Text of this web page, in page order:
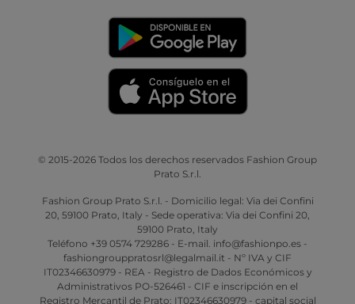
© 2015-2026 Todos los derechos reservados Fashion Group
Prato S.r.l.
Fashion Group Prato S.r.l. - Domicilio legal: Via dei Confini
20, 59100 Prato, Italy - Sede operativa: Via dei Confini 20,
59100 Prato, Italy
Teléfono +39 0574 729286 - E-mail. info@fashionpo.es -
fashiongrouppratosrl@legalmail.it - Nº IVA y CIF
IT02346630979 - REA - Registro de Dados Económicos y
Administrativos PO-526461 - CIF e inscripción en el
Registro Mercantil de Prato: IT02346630979 - capital social